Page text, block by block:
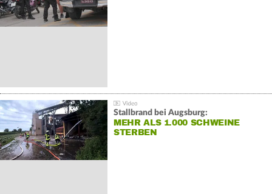
Stallbrand bei Augsburg:
MEHR ALS 1.000 SCHWEINE
STERBEN